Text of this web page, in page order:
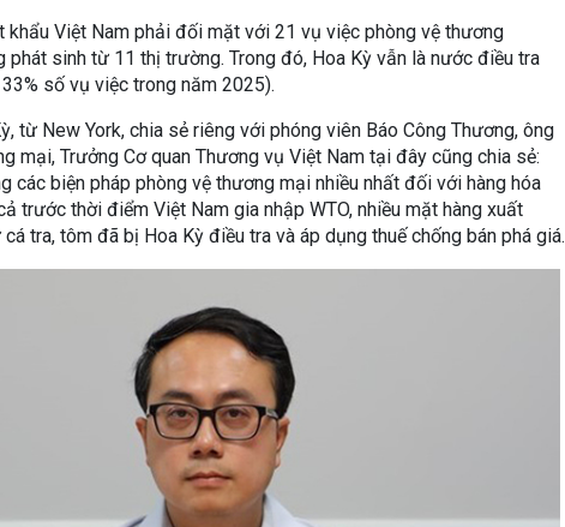
khẩu Việt Nam phải đối mặt với 21 vụ việc phòng vệ thương
sinh từ 11 thị trường. Trong đó, Hoa Kỳ vẫn là nước điều tra
số vụ việc trong năm 2025).
từ New York, chia sẻ riêng với phóng viên Báo Công Thương, ông
mại, Trưởng Cơ quan Thương vụ Việt Nam tại đây cũng chia sẻ:
các biện pháp phòng vệ thương mại nhiều nhất đối với hàng hóa
trước thời điểm Việt Nam gia nhập WTO, nhiều mặt hàng xuất
tra, tôm đã bị Hoa Kỳ điều tra và áp dụng thuế chống bán phá giá.